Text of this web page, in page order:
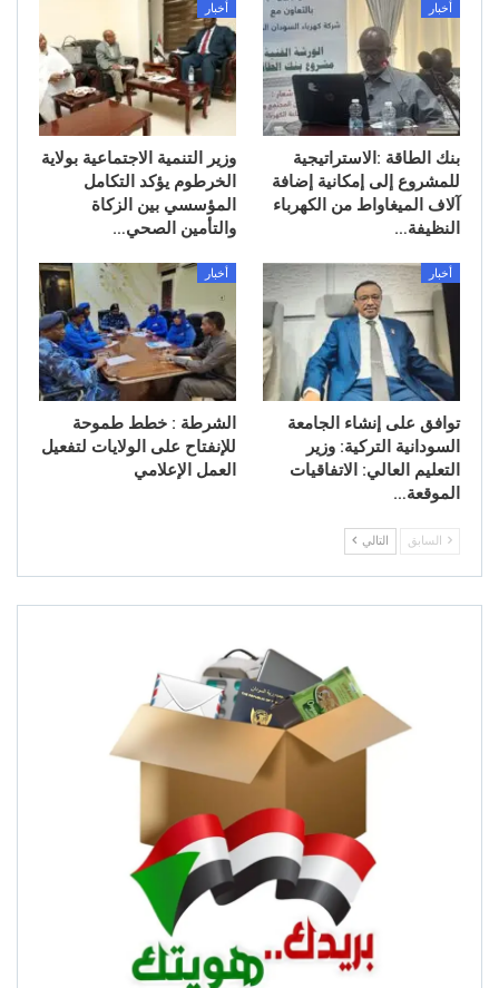
أخبار
بنك الطاقة :الاستراتيجية
للمشروع إلى إمكانية إضافة
آلاف الميغاواط من الكهرباء
النظيفة…
أخبار
وزير التنمية الاجتماعية بولاية
الخرطوم يؤكد التكامل
المؤسسي بين الزكاة
والتأمين الصحي…
أخبار
توافق على إنشاء الجامعة
السودانية التركية: وزير
التعليم العالي: الاتفاقيات
الموقعة…
أخبار
الشرطة : خطط طموحة
للإنفتاح على الولايات لتفعيل
العمل الإعلامي
السابق التالي